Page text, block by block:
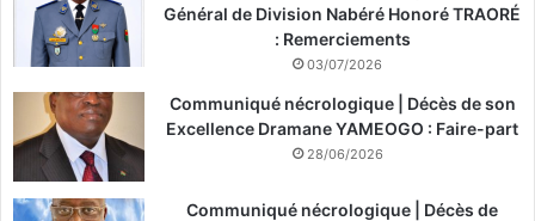
Général de Division Nabéré Honoré TRAORÉ
: Remerciements
03/07/2026
Communiqué nécrologique | Décès de son
Excellence Dramane YAMEOGO : Faire-part
28/06/2026
Communiqué nécrologique | Décès de